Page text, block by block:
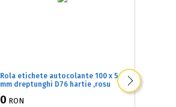
Rola etichete autocolante 100 x 56
mm dreptunghi D76 hartie ,rosu
(82x100056)
0 RON